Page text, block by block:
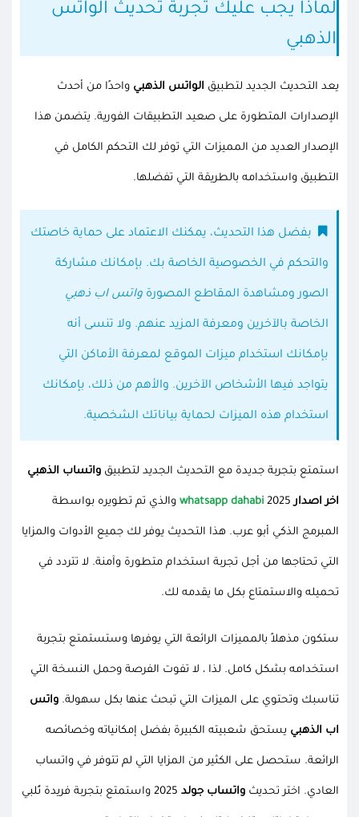
لماذا يجب عليك تجربة تحديث الواتس
الذهبي
يعد التحديث الجديد لتطبيق الواتس الذهبي واحدًا من أحدث
الإصدارات المتطورة على صعيد التطبيقات الفورية. يتضمن هذا
الإصدار العديد من المميزات التي توفر لك التحكم الكامل في
التطبيق واستخدامه بالطريقة التي تفضلها.
بفضل هذا التحديث، يمكنك الاعتماد على حماية خاصتك
والتحكم في الخصوصية الخاصة بك. بإمكانك مشاركة
الصور ومشاهدة المقاطع المصورة واتس اب ذهبي
الخاصة بالآخرين ومعرفة المزيد عنهم. ولا تنسى أنه
بإمكانك استخدام ميزات الموقع لمعرفة الأماكن التي
يتواجد فيها الأشخاص الآخرين. والأهم من ذلك، بإمكانك
استخدام هذه الميزات لحماية بياناتك الشخصية.
استمتع بتجربة جديدة مع التحديث الجديد لتطبيق واتساب الذهبي
اخر اصدار whatsapp dahabi 2025 والذي تم تطويره بواسطة
المبرمج الذكي أبو عرب. هذا التحديث يوفر لك جميع الأدوات والمزايا
التي تحتاجها من أجل تجربة استخدام متطورة وآمنة. لا تتردد في
تحميله والاستمتاع بكل ما يقدمه لك.
ستكون مذهلاً بالمميزات الرائعة التي يوفرها وستستمتع بتجربة
استخدامه بشكل كامل. لذا ، لا تفوت الفرصة وحمل النسخة التي
تناسبك وتحتوي على الميزات التي تبحث عنها بكل سهولة. واتس
اب الذهبي يستحق شعبيته الكبيرة بفضل إمكانياته وخصائصه
الرائعة. ستحصل على الكثير من المزايا التي لم تتوفر في واتساب
العادي. اختر تحديث واتساب جولد 2025 واستمتع بتجربة فريدة تُلبي